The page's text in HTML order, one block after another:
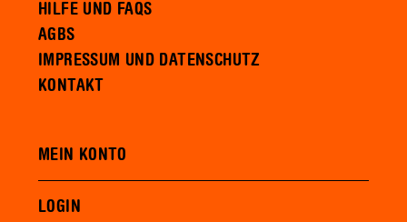
HILFE UND FAQS
AGBS
IMPRESSUM UND DATENSCHUTZ
KONTAKT
MEIN KONTO
LOGIN